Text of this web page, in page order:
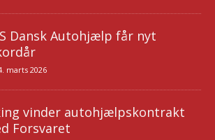
Dansk Autohjælp får nyt
marts 2026
vinder autohjælpskontrakt
Forsvaret